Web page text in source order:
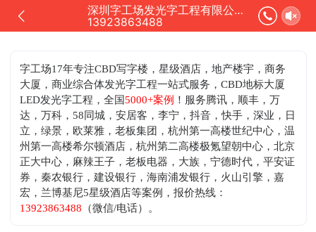
深圳字工场发光字工程有限公司正在为您服务
13923863488
字工场17年专注CBD写字楼，星级酒店，地产楼宇，商务
大厦，商业综合体发光字工程一站式服务，CBD地标大厦
LED发光字工程，全国5000+案例 ！服务腾讯，顺丰，万
达，万科，58同城，安居客，李宁，抖音，快手，深业，日
立，绿景，欧莱雅，老板集团，杭州第一高楼世纪中心，温
州第一高楼希尔顿酒店，杭州第二高楼极氪望朝中心，北京
正大中心，麻辣王子，老板电器，大族，宁德时代，平安证
券，秦农银行，建设银行，海南浦发银行，火山引擎，嘉
宏，兰博基尼5星级酒店等案例，报价热线：
13923863488 （微信/电话）。